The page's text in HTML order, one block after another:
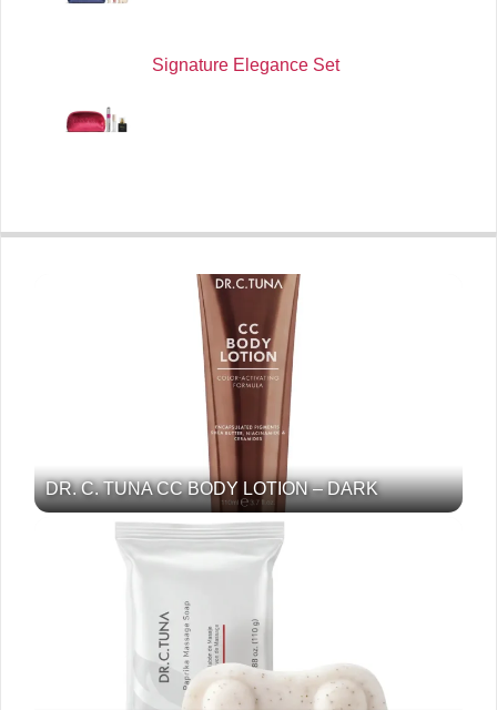
Signature Elegance Set
DR. C. TUNA CC BODY LOTION – DARK